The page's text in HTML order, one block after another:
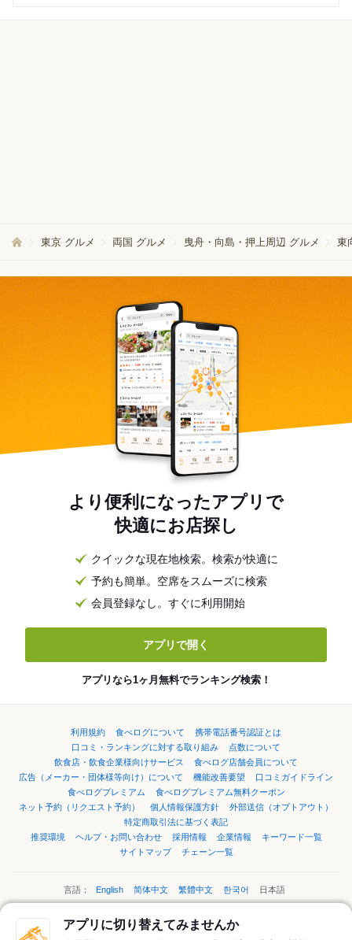
アプリに切り替えてみませんか
東京 グルメ 両国 グルメ 曳舟・向島・押上周辺 グルメ 東
より便利になったアプリで
快適にお店探し
クイックな現在地検索。検索が快適に
予約も簡単。空席をスムーズに検索
会員登録なし。すぐに利用開始
アプリで開く
アプリなら1ヶ月無料でランキング検索！
利用規約 食べログについて
携帯電話番号認証とは
口コミ・ランキングに対する取り組み
点数について
飲食店・飲食企業様向けサービス
食べログ店舗会員について
広告（メーカー・団体様等向け）について
機能改善要望
口コミガイドライン
食べログプレミアム
食べログプレミアム無料クーポン
ネット予約（リクエスト予約）
個人情報保護方針
外部送信（オプトアウト）
特定商取引法に基づく表記
推奨環境
ヘルプ・お問い合わせ 採用情報 企業情報
キーワード一覧
サイトマップ
チェーン一覧
言語： English 简体中文 繁體中文 한국어 日本語